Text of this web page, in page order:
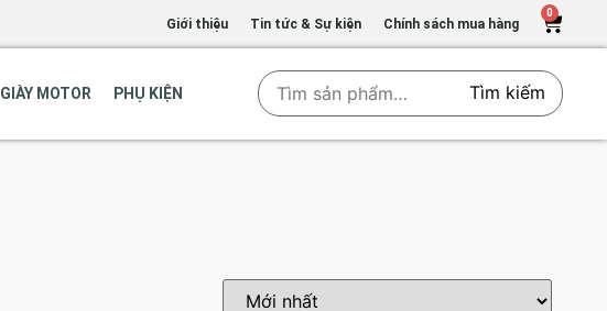
Giới thiệu Tin tức & Sự kiện Chính sách mua hàng
0
GIÀY MOTOR PHỤ KIỆN Tìm kiếm